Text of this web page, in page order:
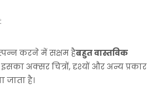
करने में सक्षम हैबहुत वास्तविक
अक्सर चित्रों, दृश्यों और अन्य प्रकार
है।